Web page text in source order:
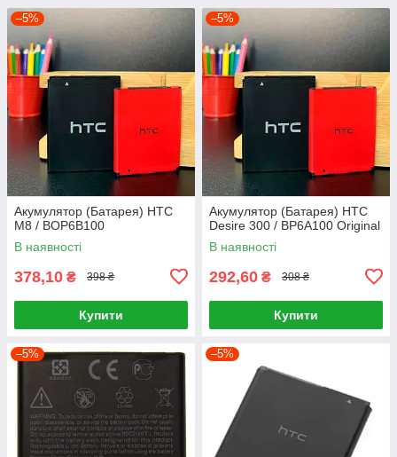
–5%
Акумулятор (Батарея) HTC
M8 / BOP6B100
В наявності
378,10 ₴ 398 ₴
Купити
–5%
Акумулятор (Батарея) HTC
Desire 300 / BP6A100 Original
В наявності
292,60 ₴ 308 ₴
Купити
–5% –5%